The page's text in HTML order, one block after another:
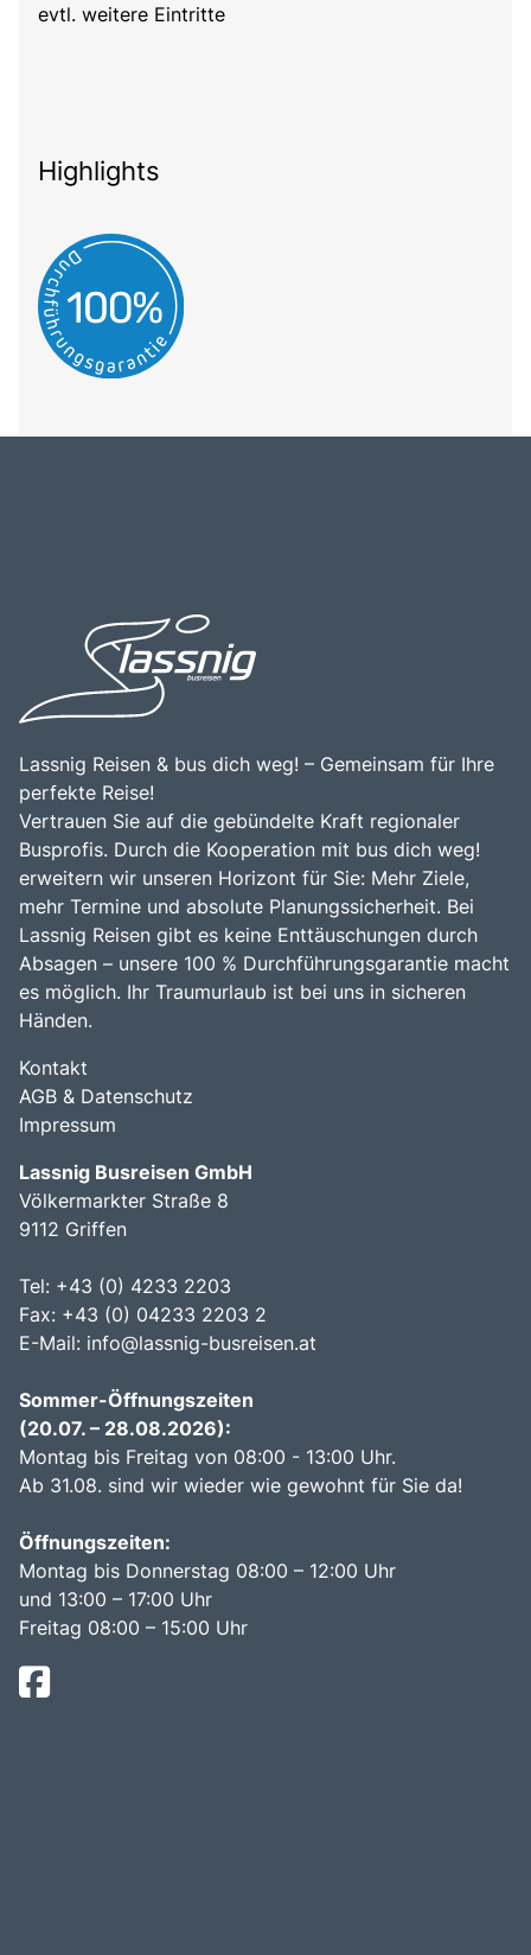
evtl. weitere Eintritte
Highlights
Lassnig Reisen & bus dich weg! – Gemeinsam für Ihre
perfekte Reise!
Vertrauen Sie auf die gebündelte Kraft regionaler
Busprofis. Durch die Kooperation mit bus dich weg!
erweitern wir unseren Horizont für Sie: Mehr Ziele,
mehr Termine und absolute Planungssicherheit. Bei
Lassnig Reisen gibt es keine Enttäuschungen durch
Absagen – unsere 100 % Durchführungsgarantie macht
es möglich. Ihr Traumurlaub ist bei uns in sicheren
Händen.
Kontakt
AGB & Datenschutz
Impressum
Lassnig Busreisen GmbH
Völkermarkter Straße 8
9112 Griffen
Tel: +43 (0) 4233 2203
Fax: +43 (0) 04233 2203 2
E-Mail: info@lassnig-busreisen.at
Sommer-Öffnungszeiten
(20.07. – 28.08.2026):
Montag bis Freitag von 08:00 - 13:00 Uhr.
Ab 31.08. sind wir wieder wie gewohnt für Sie da!
Öffnungszeiten:
Montag bis Donnerstag 08:00 – 12:00 Uhr
und 13:00 – 17:00 Uhr
Freitag 08:00 – 15:00 Uhr